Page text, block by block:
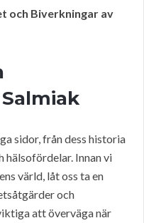
och Biverkningar av
sidor, från dess historia
hälsofördelar. Innan vi
värld, låt oss ta en
och
att överväga när